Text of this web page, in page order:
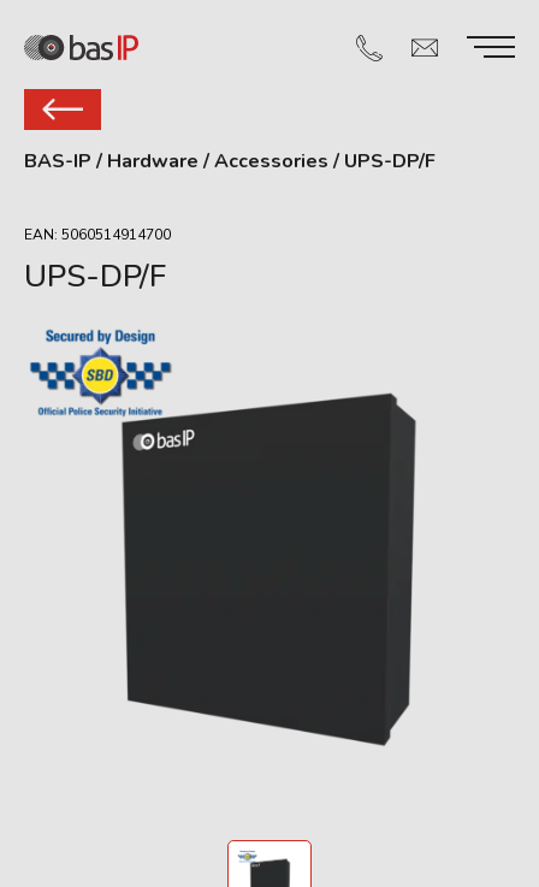
BAS-IP / Hardware /Accessories / UPS-DP/F
EAN: 5060514914700
UPS-DP/F